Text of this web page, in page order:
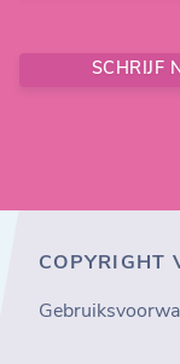
SCHRIJF
COPYRIGHT